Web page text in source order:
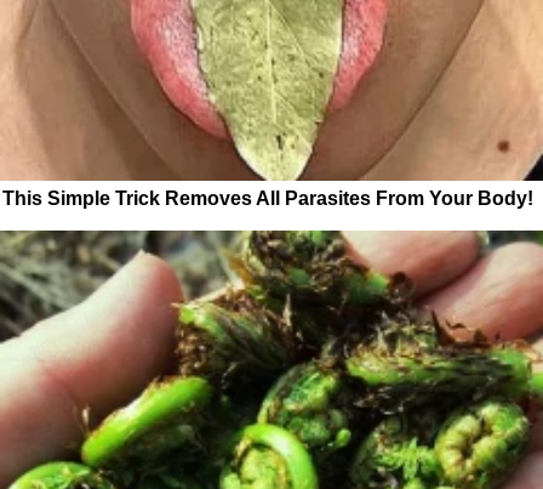
This Simple Trick Removes All Parasites From Your Body!